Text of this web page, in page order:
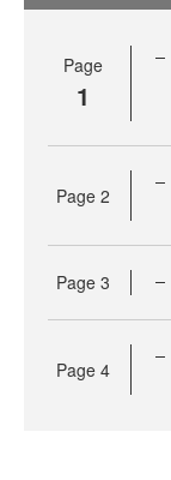
Page
1
Page 2
Page 3
Page 4